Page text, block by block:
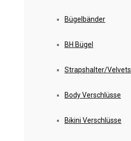
Bügelbänder
BH Bügel
Strapshalter/Velvets
Body Verschlüsse
Bikini Verschlüsse